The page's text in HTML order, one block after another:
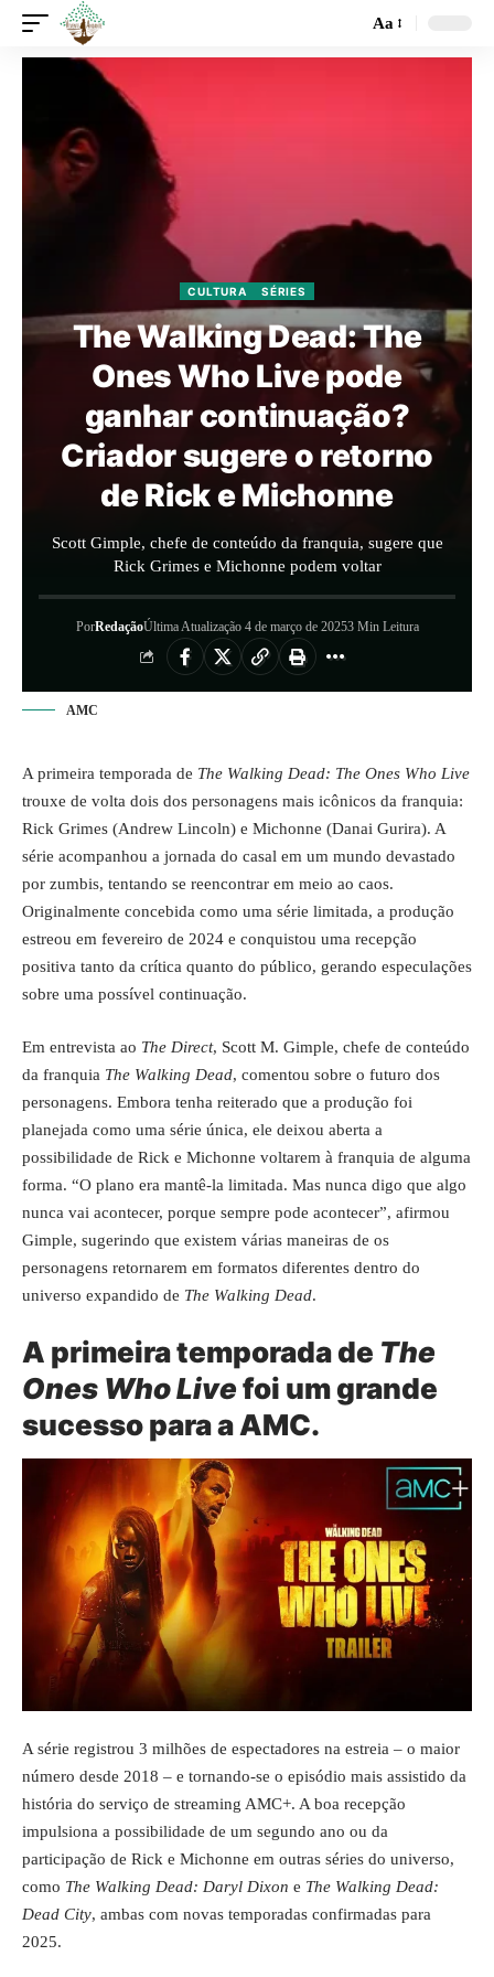
Aa
CULTURA SÉRIES
The Walking Dead: The
Ones Who Live pode
ganhar continuação?
Criador sugere o retorno
de Rick e Michonne
Scott Gimple, chefe de conteúdo da franquia, sugere que
Rick Grimes e Michonne podem voltar
PorRedaçãoÚltima Atualização 4 de março de 20253 Min Leitura
AMC
A primeira temporada de The Walking Dead: The Ones Who Live
trouxe de volta dois dos personagens mais icônicos da franquia:
Rick Grimes (Andrew Lincoln) e Michonne (Danai Gurira). A
série acompanhou a jornada do casal em um mundo devastado
por zumbis, tentando se reencontrar em meio ao caos.
Originalmente concebida como uma série limitada, a produção
estreou em fevereiro de 2024 e conquistou uma recepção
positiva tanto da crítica quanto do público, gerando especulações
sobre uma possível continuação.
Em entrevista ao The Direct, Scott M. Gimple, chefe de conteúdo
da franquia The Walking Dead, comentou sobre o futuro dos
personagens. Embora tenha reiterado que a produção foi
planejada como uma série única, ele deixou aberta a
possibilidade de Rick e Michonne voltarem à franquia de alguma
forma. “O plano era mantê-la limitada. Mas nunca digo que algo
nunca vai acontecer, porque sempre pode acontecer”, afirmou
Gimple, sugerindo que existem várias maneiras de os
personagens retornarem em formatos diferentes dentro do
universo expandido de The Walking Dead.
A primeira temporada de The
Ones Who Livefoi um grande
sucesso para a AMC.
A série registrou 3 milhões de espectadores na estreia – o maior
número desde 2018 – e tornando-se o episódio mais assistido da
história do serviço de streaming AMC+. A boa recepção
impulsiona a possibilidade de um segundo ano ou da
participação de Rick e Michonne em outras séries do universo,
como The Walking Dead: Daryl Dixon e The Walking Dead:
Dead City, ambas com novas temporadas confirmadas para
2025.